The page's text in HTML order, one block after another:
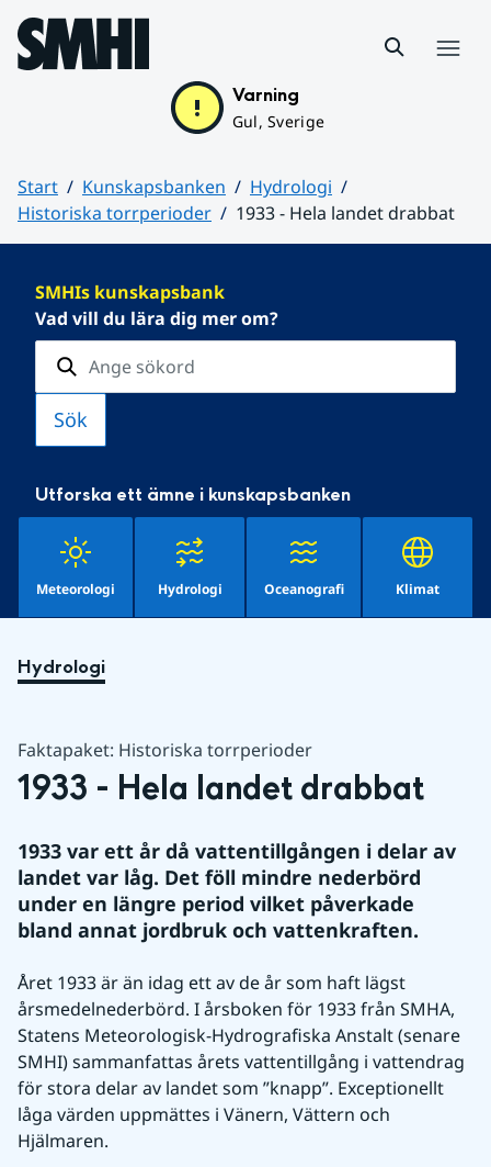
Hoppa till sidans innehåll
Varning
Gul, Sverige
Start Kunskapsbanken
Hydrologi
Historiska torrperioder
1933 - Hela landet drabbat
SMHIs kunskapsbank
Vad vill du lära dig mer om?
Utforska ett ämne i kunskapsbanken
Meteorologi Hydrologi Oceanografi Klimat
Hydrologi
Faktapaket: Historiska torrperioder
1933 - Hela landet drabbat
1933 var ett år då vattentillgången i delar av
landet var låg. Det föll mindre nederbörd
under en längre period vilket påverkade
bland annat jordbruk och vattenkraften.
Året 1933 är än idag ett av de år som haft lägst
årsmedelnederbörd. I årsboken för 1933 från SMHA,
Statens Meteorologisk-Hydrografiska Anstalt (senare
SMHI) sammanfattas årets vattentillgång i vattendrag
för stora delar av landet som ”knapp”. Exceptionellt
låga värden uppmättes i Vänern, Vättern och
Hjälmaren.